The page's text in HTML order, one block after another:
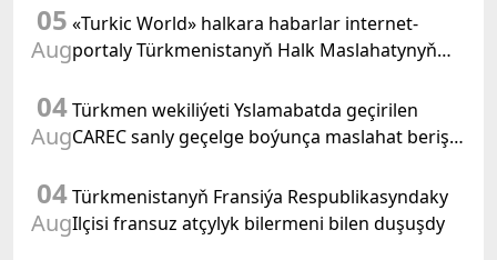
05
Aug
«Turkic World» halkara habarlar internet-
portaly Türkmenistanyň Halk Maslahatynyň
beýan eder
04
Aug
Türkmen wekiliýeti Yslamabatda geçirilen
CAREC sanly geçelge boýunça maslahat beriş
04
Aug
Türkmenistanyň Fransiýa Respublikasyndaky
Ilçisi fransuz atçylyk bilermeni bilen duşuşdy